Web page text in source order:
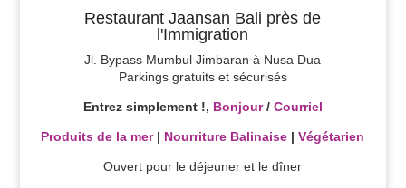
Restaurant Jaansan Bali près de
l'Immigration
Jl. Bypass Mumbul Jimbaran à Nusa Dua
Parkings gratuits et sécurisés
Entrez simplement !, Bonjour/ Courriel
Produits de la mer| Nourriture Balinaise |Végétarien
Ouvert pour le déjeuner et le dîner